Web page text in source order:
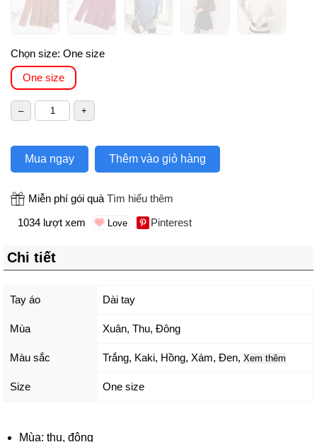
Chọn size: One size
One size
Mua ngay Thêm vào giỏ hàng
Miễn phí gói quà Tìm hiểu thêm
1034 lượt xem
Pinterest
Chi tiết
Tay áo Dài tay
Mùa Xuân, Thu, Đông
Màu sắc Trắng, Kaki, Hồng, Xám, Đen, Xem thêm
Size One size
Mùa: thu, đông